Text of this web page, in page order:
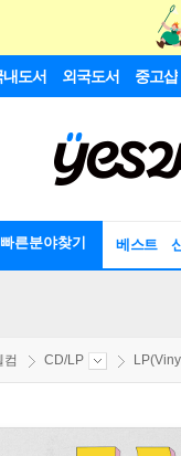
내도서 외국도서 중고샵
빠른분야찾기 베스트
컴 CD/LP